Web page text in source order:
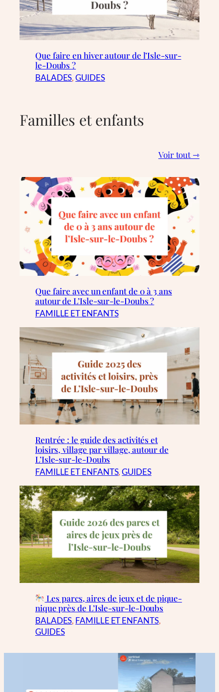
Que faire en hiver autour de l’Isle-sur-
le-Doubs ?
BALADES, GUIDES
Familles et enfants
Voir tout ⇾
Que faire avec un enfant de 0 à 3 ans
autour de L’Isle-sur-le-Doubs ?
FAMILLE ET ENFANTS
Rentrée : le guide des activités et
loisirs, village par village, autour de
L’Isle-sur-le-Doubs
FAMILLE ET ENFANTS, GUIDES
Les parcs, aires de jeux et de pique-
nique près de L’Isle-sur-le-Doubs
BALADES, FAMILLE ET ENFANTS
GUIDES